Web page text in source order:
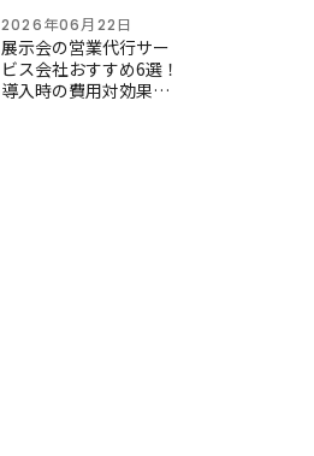
ツを解説
2026年06月22日
展示会の営業代行サー
ビス会社おすすめ6選！
導入時の費用対効果を